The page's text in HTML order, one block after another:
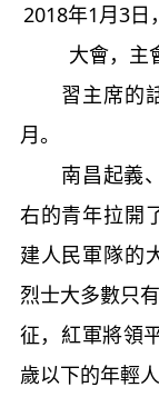
2018年1月3日
大會，主
習主席的話
月。
南昌起義、
右的青年拉開
建人民軍隊的
烈士大多數只
征，紅軍將領
歲以下的年輕